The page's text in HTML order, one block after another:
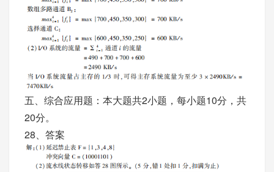
五、综合应用题：本大题共2小题，每小题10分，共
20分。
28、答案